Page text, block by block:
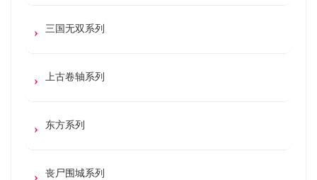
三国无双系列
上古卷轴系列
东方系列
丧尸围城系列